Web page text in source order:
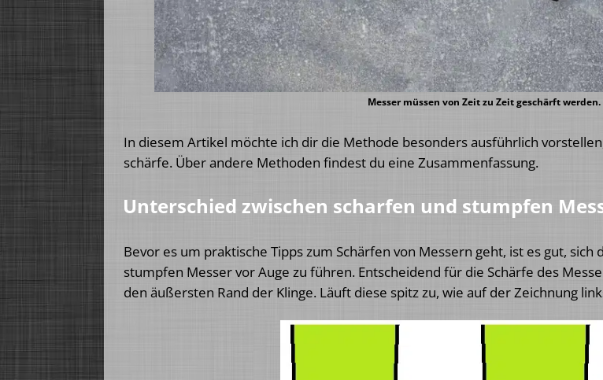
Messer müssen von Zeit zu Zeit geschärft werden.
In diesem Artikel möchte ich dir die Methode besonders ausführlich
schärfe. Über andere Methoden findest du eine Zusammenfassung.
Unterschied zwischen scharfen und stumpfen
Bevor es um praktische Tipps zum Schärfen von Messern geht, ist es gut,
stumpfen Messer vor Auge zu führen. Entscheidend für die Schärfe des
den äußersten Rand der Klinge. Läuft diese spitz zu, wie auf der Zeichnung